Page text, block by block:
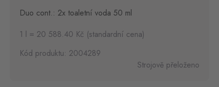
Duo cont.: 2x toaletní voda 50 ml
1 l = 20 588.40 Kč (standardní cena)
Kód produktu: 2004289
Strojově přeloženo